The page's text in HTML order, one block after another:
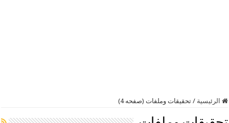
الرئيسية / تحقيقات وملفات (صفحه 4)